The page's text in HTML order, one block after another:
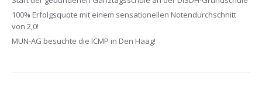
100% Erfolgsquote mit einem sensationellen Notendurchschnitt
von 2,0!
MUN-AG besuchte die ICMP in Den Haag!